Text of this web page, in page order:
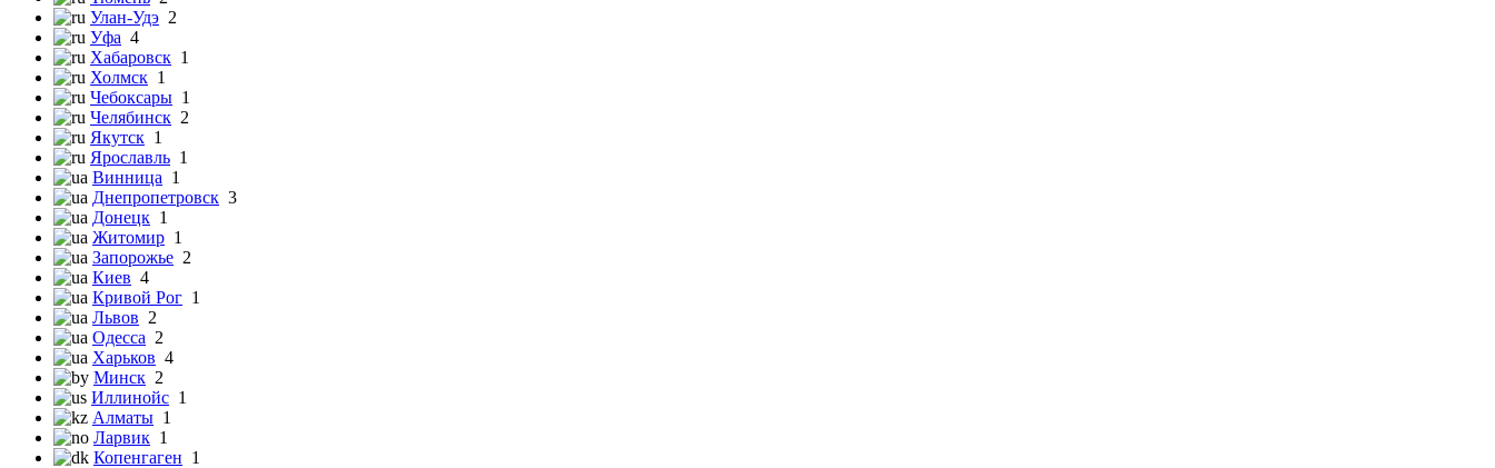
Улан-Удэ 2
Уфа 4
Хабаровск 1
Холмск 1
Чебоксары 1
Челябинск 2
Якутск 1
Ярославль 1
Винница 1
Днепропетровск 3
Донецк 1
Житомир 1
Запорожье 2
Киев 4
Кривой Рог 1
Львов 2
Одесса 2
Харьков 4
Минск 2
Иллинойс 1
Алматы 1
Ларвик 1
Копенгаген 1